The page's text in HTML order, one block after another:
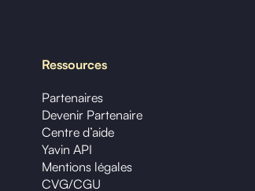
Ressources
Partenaires
Devenir Partenaire
Centre d’aide
Yavin API
Mentions légales
CVG/CGU